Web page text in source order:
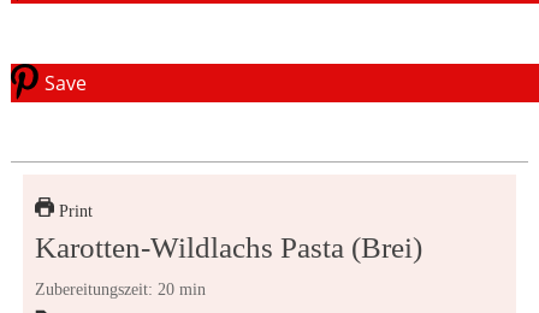
Save
Print
Karotten-Wildlachs Pasta (Brei)
Zubereitungszeit: 20 min